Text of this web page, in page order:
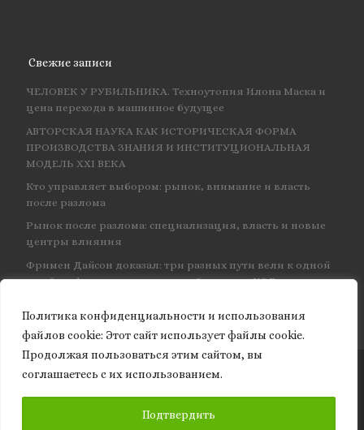
Политика конфиденциальности и использования
файлов сookie: Этот сайт использует файлы cookie.
Продолжая пользоваться этим сайтом, вы
соглашаетесь с их использованием.
Подтвердить
Свежие записи
ЧЕЛОВЕК У РУБИЛЬНИКА. Техноутопия Илона Маска и
цена перехода в машинное будущее
АВТОРСКАЯ НАУКА КАК ИСТОРИЧЕСКАЯ ФОРМА
ПРОИЗВОДСТВА ЗНАНИЯ И ИНСТИТУЦИОНАЛЬНАЯ
МОДЕЛЬ XXI ВЕКА
Кто управляет выбором: рынок, внимание и власть
после разлома
Рынок после разлома: специализация, власть и новые
центры влияния
Фримен Дайсон доказал: три разных пути вели к одной
и той же физике — и навсегда объединил КЭД
© 2026Granite of science– Все права защищены